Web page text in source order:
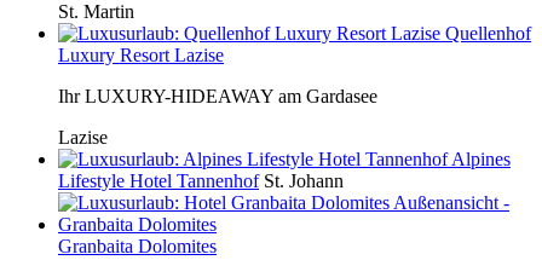
St. Martin
Quellenhof
Luxury Resort Lazise
Ihr LUXURY-HIDEAWAY am Gardasee
Lazise
Alpines
Lifestyle Hotel Tannenhof St. Johann
Granbaita Dolomites